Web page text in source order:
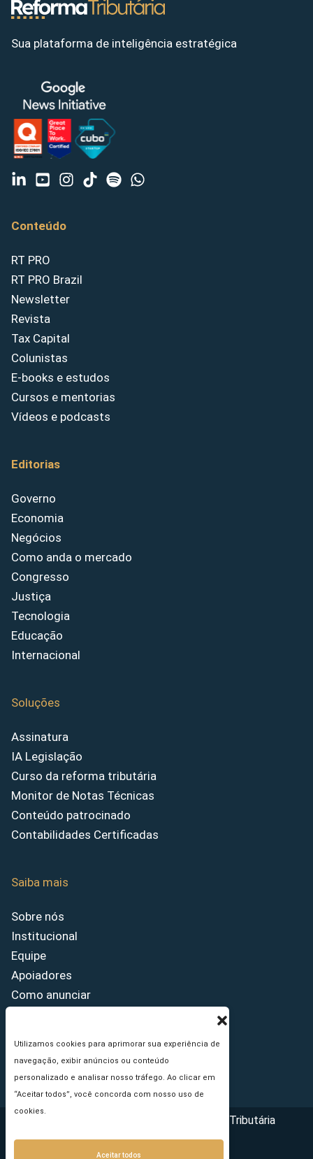
Utilizamos cookies para aprimorar sua experiência de
navegação, exibir anúncios ou conteúdo
personalizado e analisar nosso tráfego. Ao clicar em
“Aceitar todos”, você concorda com nosso uso de
cookies.
Aceitar todos
Sua plataforma de inteligência estratégica
Conteúdo
RT PRO
RT PRO Brazil
Newsletter
Revista
Tax Capital
Colunistas
E-books e estudos
Cursos e mentorias
Vídeos e podcasts
Editorias
Governo
Economia
Negócios
Como anda o mercado
Congresso
Justiça
Tecnologia
Educação
Internacional
Soluções
Assinatura
IA Legislação
Curso da reforma tributária
Monitor de Notas Técnicas
Conteúdo patrocinado
Contabilidades Certificadas
Saiba mais
Sobre nós
Institucional
Equipe
Apoiadores
Como anunciar
Princípios Editoriais
Copyright © 2026 - Portal da Reforma Tributária